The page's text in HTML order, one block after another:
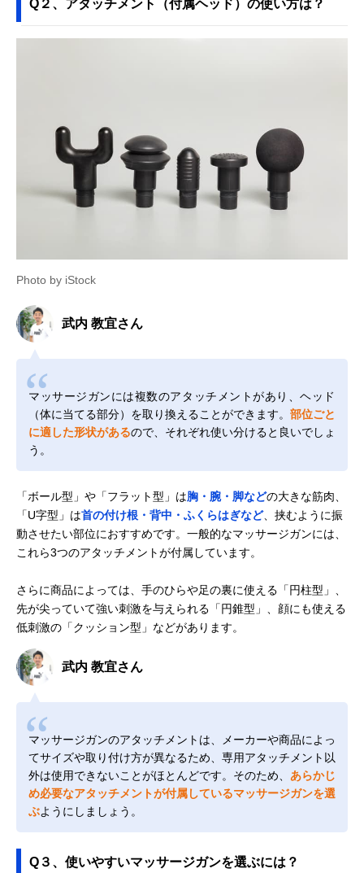
Q２、アタッチメント（付属ヘッド）の使い方は？
Photo by iStock
武内 教宜さん
マッサージガンには複数のアタッチメントがあり、ヘッド
（体に当てる部分）を取り換えることができます。 部位ごと
に適した形状があるので、それぞれ使い分けると良いでしょ
う。
「ボール型」や「フラット型」は胸・腕・脚などの大きな筋肉、
「U字型」は首の付け根・背中・ふくらはぎなど、挟むように振
動させたい部位におすすめです。一般的なマッサージガンには、
これら3つのアタッチメントが付属しています。
さらに商品によっては、手のひらや足の裏に使える「円柱型」、
先が尖っていて強い刺激を与えられる「円錐型」、顔にも使える
低刺激の「クッション型」などがあります。
武内 教宜さん
マッサージガンのアタッチメントは、メーカーや商品によっ
てサイズや取り付け方が異なるため、専用アタッチメント以
外は使用できないことがほとんどです。そのため、 あらかじ
め必要なアタッチメントが付属しているマッサージガンを選
ぶようにしましょう。
Q３、使いやすいマッサージガンを選ぶには？